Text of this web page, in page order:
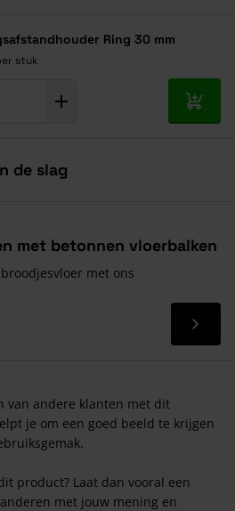
Ring 30 mm
stuk
In
de slag
met betonnen vloerbalken
met ons
Lees
van andere klanten met dit
je om een goed beeld te krijgen
product? Laat dan vooral een
met jouw mening en